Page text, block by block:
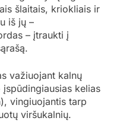
šlaitais, kriokliais ir
iš jų –
– įtraukti į
važiuojant kalnų
kelias
vingiuojantis tarp
viršukalnių.